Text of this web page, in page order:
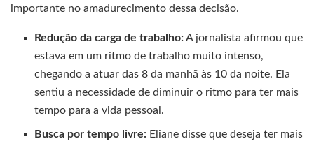
importante no amadurecimento dessa decisão.
Redução da carga de trabalho:A jornalista afirmou que
estava em um ritmo de trabalho muito intenso,
chegando a atuar das 8 da manhã às 10 da noite. Ela
sentiu a necessidade de diminuir o ritmo para ter mais
tempo para a vida pessoal.
Busca por tempo livre: Eliane disse que deseja ter mais